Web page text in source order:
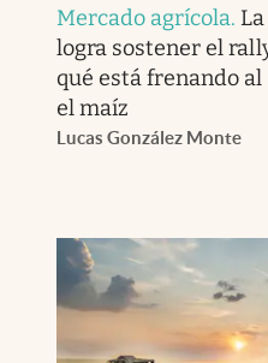
Mercado agrícola.
logra sostener el
qué está frenando
el maíz
Lucas González Monte